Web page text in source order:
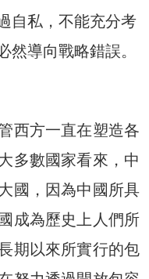
自私，不能充分考
然導向戰略錯誤。
西方一直在塑造各
多數國家看來，中
國，因為中國所具
成為歷史上人們所
期以來所實行的包